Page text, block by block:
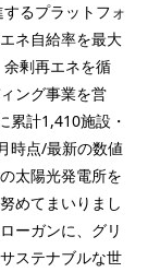
るプラットフォ
ネ自給率を最大
剰再エネを循
ング事業を営
累計1,410施設・
時点/最新の数値
太陽光発電所を
めてまいりまし
ーガンに、グリ
ステナブルな世